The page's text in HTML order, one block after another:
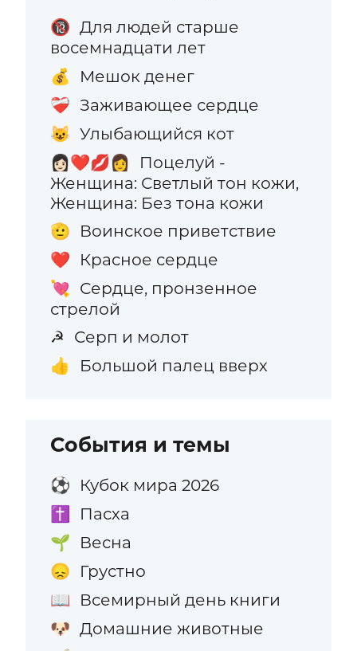
🔞 Для людей старше
восемнадцати лет
💰 Мешок денег
❤️‍🩹 Заживающее сердце
😺 Улыбающийся кот
👩🏻‍❤️‍💋‍👩
Поцелуй -
Женщина: Светлый тон кожи,
Женщина: Без тона кожи
🫡 Воинское приветствие
❤️ Красное сердце
💘 Сердце, пронзенное
стрелой
☭ Серп и молот
👍 Большой палец вверх
События и темы
⚽ Кубок мира 2026
✝️ Пасха
🌱 Весна
😞 Грустно
📖 Всемирный день книги
🐶 Домашние животные